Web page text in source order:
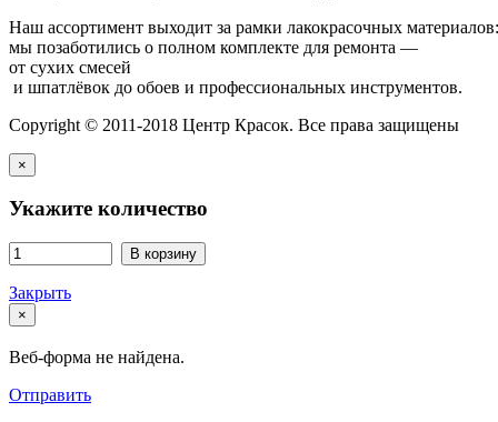
Наш ассортимент выходит за рамки лакокрасочных
мы позаботились о полном комплекте для ремонта —
от сухих смесей
и шпатлёвок до обоев и профессиональных инструментов.
Copyright © 2011-2018 Центр Красок. Все права защищены
×
Укажите количество
В корзину
Закрыть
×
Веб-форма не найдена.
Отправить